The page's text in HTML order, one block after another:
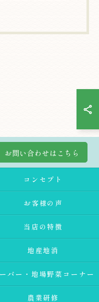
お問い合わせはこちら
コンセプト
お客様の声
当店の特徴
地産地消
パー・地場野菜コーナー
農業研修